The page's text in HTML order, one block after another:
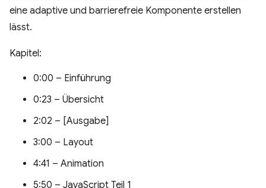
eine adaptive und barrierefreie Komponente erstellen
lässt.
Kapitel:
0:00 – Einführung
0:23 – Übersicht
2:02 – [Ausgabe]
3:00 – Layout
4:41 – Animation
5:50 – JavaScript Teil 1